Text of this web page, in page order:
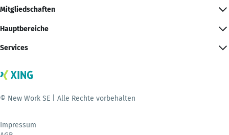
Mitgliedschaften
Hauptbereiche
Services
© New Work SE | Alle Rechte vorbehalten
Impressum